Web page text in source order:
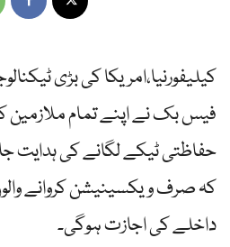
کیلیفورنیا،امریکا کی بڑی
فیس بک نے اپنے تمام ملازمین
حفاظتی ٹیکے لگانے کی ہدایت
کہ صرف ویکسینیشن کروانے
داخلے کی اجازت ہوگی۔